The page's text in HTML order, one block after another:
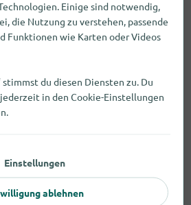
anderem bei bekannten
Reformhaus, beispielsweise:
Straße 85), Reformhaus
(Hahnemannplatz 1)
für Gesundheits-
hat in Niederau
darüber hinaus
Einige sind notwendig,
die Nutzung zu verstehen, passende
Funktionen wie Karten oder Videos
du diesen Diensten zu. Du
in den Cookie-Einstellungen
Einstellungen
ablehnen